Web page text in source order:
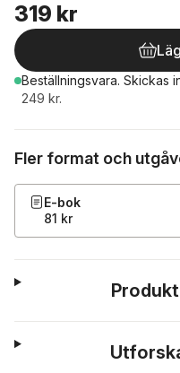
319 kr
Beställningsvara. Skickas
249 kr.
Fler format och
E-bok
81 kr